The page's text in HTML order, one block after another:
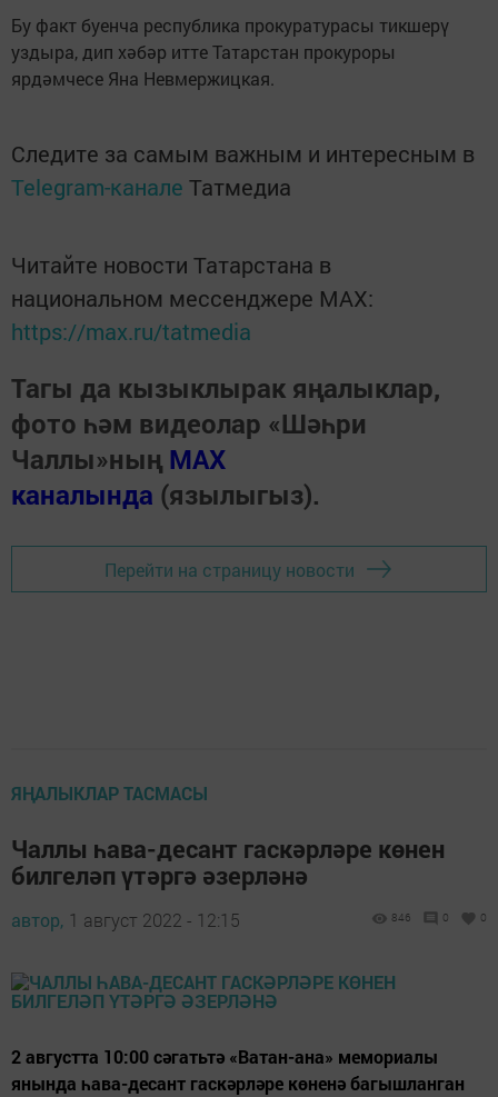
Бу факт буенча республика прокуратурасы тикшерү
уздыра, дип хәбәр итте Татарстан прокуроры
ярдәмчесе Яна Невмержицкая.
Следите за самым важным и интересным в
Telegram-канале Татмедиа
Читайте новости Татарстана в
национальном мессенджере MАХ:
https://max.ru/tatmedia
Тагы да кызыклырак яңалыклар,
фото һәм видеолар «Шәһри
Чаллы»ның MAX
каналында (язылыгыз).
Перейти на страницу новости
ЯҢАЛЫКЛАР ТАСМАСЫ
Чаллы һава-десант гаскәрләре көнен
билгеләп үтәргә әзерләнә
автор, 1 август 2022 - 12:15 846 0 0
2 августта 10:00 сәгатьтә «Ватан-ана» мемориалы
янында һава-десант гаскәрләре көненә багышланган